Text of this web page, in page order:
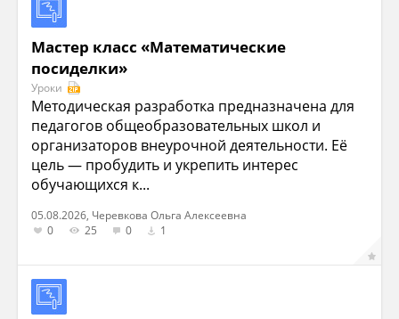
Мастер класс «Математические
посиделки»
Уроки
Методическая разработка предназначена для
педагогов общеобразовательных школ и
организаторов внеурочной деятельности. Её
цель — пробудить и укрепить интерес
обучающихся к...
05.08.2026, Черевкова Ольга Алексеевна
0
25 0 1